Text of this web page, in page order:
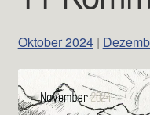
Oktober 2024|